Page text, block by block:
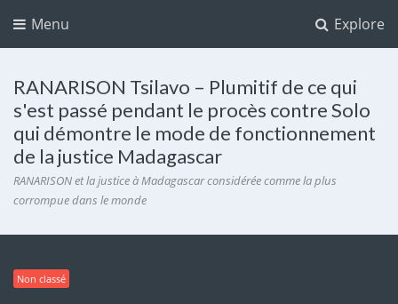
Explore
Menu
RANARISON Tsilavo – Plumitif de ce qui
s'est passé pendant le procès contre Solo
qui démontre le mode de fonctionnement
de la justice Madagascar
RANARISON et la justice à Madagascar considérée comme la plus
corrompue dans le monde
Non classé